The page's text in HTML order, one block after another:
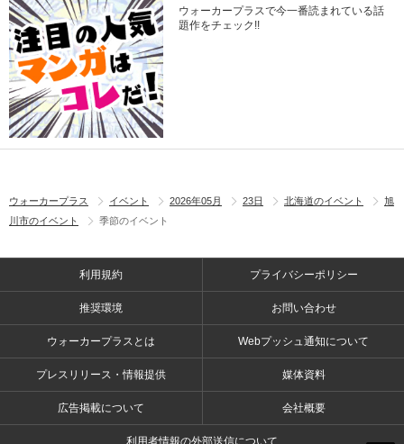
ウォーカープラスで今一番読まれている話
題作をチェック!!
ウォーカープラス イベント 2026年05月 23日 北海道のイベント
旭
川市のイベント
季節のイベント
利用規約 プライバシーポリシー
推奨環境 お問い合わせ
ウォーカープラスとは Webプッシュ通知について
プレスリリース・情報提供 媒体資料
広告掲載について 会社概要
利用者情報の外部送信について